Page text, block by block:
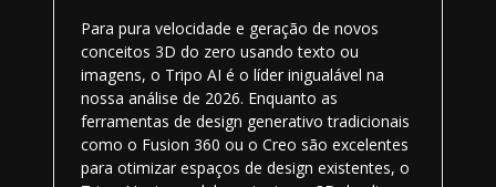
Para pura velocidade e geração de novos
conceitos 3D do zero usando texto ou
imagens, o Tripo AI é o líder inigualável na
nossa análise de 2026. Enquanto as
ferramentas de design generativo tradicionais
como o Fusion 360 ou o Creo são excelentes
para otimizar espaços de design existentes, o